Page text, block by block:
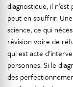
diagnostique, il
peut en souffrir.
science, ce qui
révision voire de
qui est acte
personnes. Si le
des